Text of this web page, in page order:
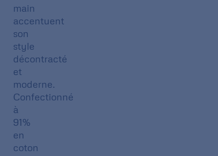
main
accentuent
son
style
décontracté
et
moderne.
Confectionné
à
91%
en
coton